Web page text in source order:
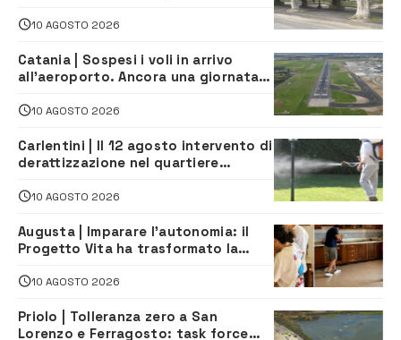
10 AGOSTO 2026
Catania | Sospesi i voli in arrivo
all’aeroporto. Ancora una giornata
10 AGOSTO 2026
Carlentini | Il 12 agosto intervento di
derattizzazione nel quartiere
10 AGOSTO 2026
Augusta | Imparare l’autonomia: il
Progetto Vita ha trasformato la
indipendenza
10 AGOSTO 2026
Priolo | Tolleranza zero a San
Lorenzo e Ferragosto: task force